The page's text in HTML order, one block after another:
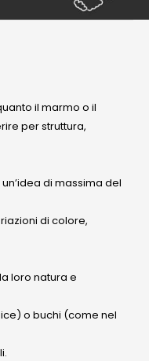
il marmo o il
per struttura,
di massima del
di colore,
loro natura e
o buchi (come nel